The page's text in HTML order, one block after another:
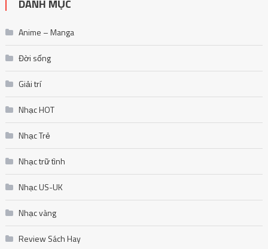
DANH MỤC
Anime – Manga
Đời sống
Giải trí
Nhạc HOT
Nhạc Trẻ
Nhạc trữ tình
Nhạc US-UK
Nhạc vàng
Review Sách Hay